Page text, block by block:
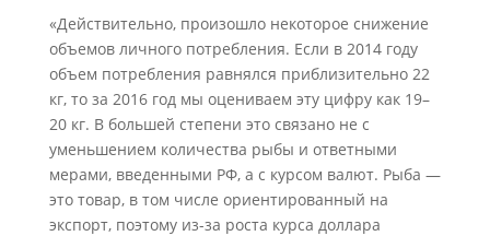
«Действительно, произошло некоторое снижение
объемов личного потребления. Если в 2014 году
объем потребления равнялся приблизительно 22
кг, то за 2016 год мы оцениваем эту цифру как 19–
20 кг. В большей степени это связано не с
уменьшением количества рыбы и ответными
мерами, введенными РФ, а с курсом валют. Рыба —
это товар, в том числе ориентированный на
экспорт, поэтому из-за роста курса доллара